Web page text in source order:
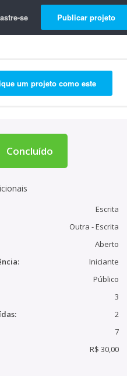
se Publicar projeto
um projeto como este
Concluído
Escrita
Outra - Escrita
Aberto
Iniciante
Público
3
2
7
R$ 30,00